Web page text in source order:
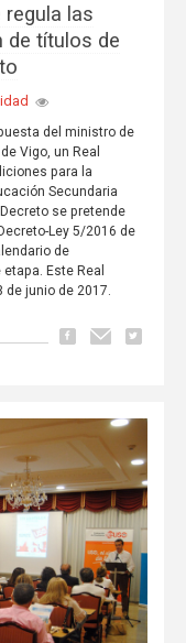
las
de títulos de
del ministro de
Vigo, un Real
para la
Secundaria
se pretende
Ley 5/2016 de
de
Este Real
de junio de 2017.